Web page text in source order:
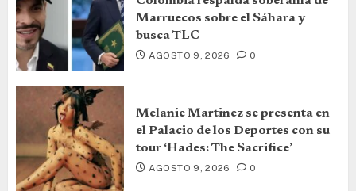
Marruecos sobre el Sáhara y
busca TLC
AGOSTO 9, 2026 0
Melanie Martinez se presenta en
el Palacio de los Deportes con su
tour ‘Hades: The Sacrifice’
AGOSTO 9, 2026 0